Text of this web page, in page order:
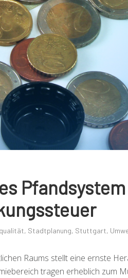
, Stadtplanung, Stuttgart,
Raums stellt eine ernste
tragen erheblich zum